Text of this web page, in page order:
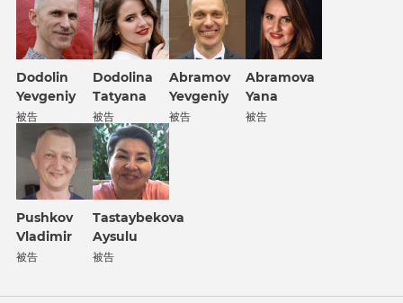
Dodolin
Yevgeniy
被告
Dodolina
Tatyana
被告
Abramov
Yevgeniy
被告
Abramova
Yana
被告
Pushkov
Vladimir
被告
Tastaybekova
Aysulu
被告